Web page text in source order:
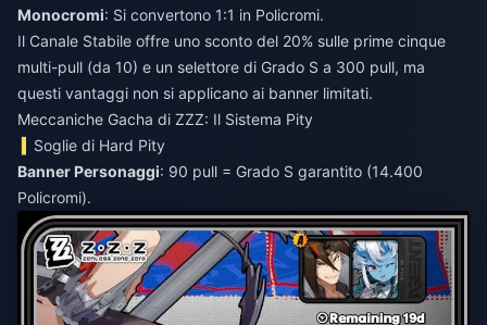
Monocromi: Si convertono 1:1 in Policromi.
Il Canale Stabile offre uno sconto del 20% sulle prime cinque
multi-pull (da 10) e un selettore di Grado S a 300 pull, ma
questi vantaggi non si applicano ai banner limitati.
Meccaniche Gacha di ZZZ: Il Sistema Pity
Soglie di Hard Pity
Banner Personaggi: 90 pull = Grado S garantito (14.400
Policromi).